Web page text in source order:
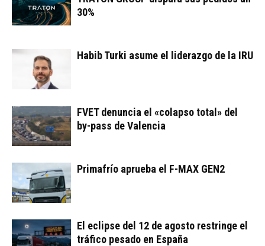
30%
Habib Turki asume el liderazgo de la IRU
FVET denuncia el «colapso total» del
by-pass de Valencia
Primafrío aprueba el F-MAX GEN2
El eclipse del 12 de agosto restringe el
tráfico pesado en España